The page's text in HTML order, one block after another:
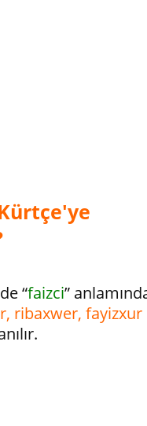
“faizci”
ribaxwer, fayizxur